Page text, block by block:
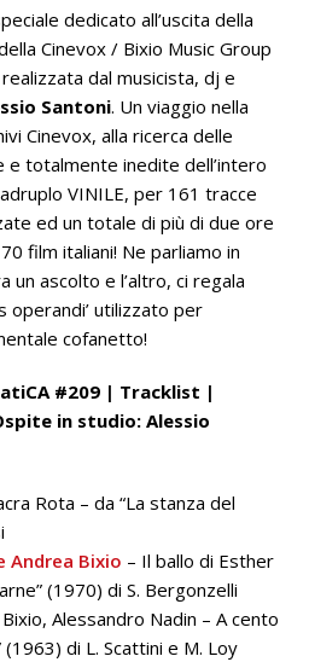
dedicato all’uscita della
Cinevox / Bixio Music Group
dal musicista, dj e
Santoni. Un viaggio nella
Cinevox, alla ricerca delle
e totalmente inedite dell’intero
VINILE, per 161 tracce
ed un totale di più di due ore
film italiani! Ne parliamo in
un ascolto e l’altro, ci regala
operandi’ utilizzato per
cofanetto!
#209 | Tracklist |
in studio: Alessio
Rota – da “La stanza del
Andrea Bixio – Il ballo di Esther
(1970) di S. Bergonzelli
Bixio, Alessandro Nadin – A cento
(1963) di L. Scattini e M. Loy